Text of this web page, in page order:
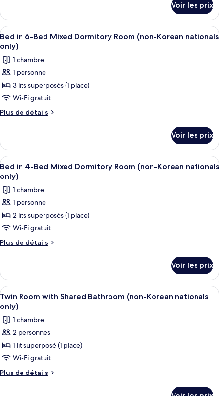
only)
Bed
in
8-
Bed
Mixed
Dormitory
(non-
Korean
nationals
only)
le
type
de
chambre
Bed
in
8-
Mixed
Dormitory
Korean
Voir les prix
Afficher
toutes
les
photos
pour
ce
type
de
in
6-
Bed
Mixed
Dormitory
Room
(non-
Korean
nationals
only)
Une chambre avec un lit superposé,
5
Bed in 6-Bed Mixed Dormitory Room (non-Korean nationals
only)
1 chambre
1 personne
3 lits superposés (1 place)
Wi-Fi gratuit
Plus de détails
Plus
le
type
de
chambre
Bed
in
6-
Mixed
Dormitory
(non-
Voir les prix
Afficher
toutes
les
photos
pour
ce
type
de
in
4-
Bed
Mixed
Dormitory
Room
(non-
Korean
nationals
only)
Une chambre avec un lit superposé,
4
Bed in 4-Bed Mixed Dormitory Room (non-Korean nationals
only)
1 chambre
1 personne
2 lits superposés (1 place)
Wi-Fi gratuit
Plus de détails
Plus
le
type
de
chambre
Bed
in
4-
Mixed
Dormitory
(non-
Voir les prix
Afficher
toutes
les
photos
pour
ce
type
de
Une petite pièce bien éclairée, avec
8
Twin Room with Shared Bathroom (non-Korean nationals
only)
1 chambre
2 personnes
1 lit superposé (1 place)
Wi-Fi gratuit
Plus de détails
Plus